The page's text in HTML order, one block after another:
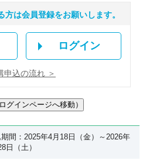
方は会員登録をお願いします。
ログイン
申込の流れ ＞
間：2025年4月18日（金）～2026年
日（土）